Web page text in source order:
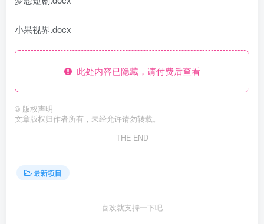
小果视界.docx
此处内容已隐藏，请付费后查看
© 版权声明
文章版权归作者所有，未经允许请勿转载。
THE END
最新项目
喜欢就支持一下吧